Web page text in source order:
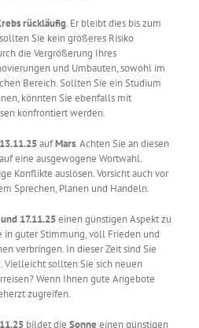
rückläufig. Er bleibt dies bis zum
Sie kein größeres Risiko
die Vergrößerung Ihres
und Umbauten, sowohl im
Bereich. Sollten Sie ein Studium
könnten Sie ebenfalls mit
konfrontiert werden.
aufMars. Achten Sie an diesen
eine ausgewogene Wortwahl.
Konflikte auslösen. Vorsicht auch vor
Sprechen, Planen und Handeln.
17.11.25einen günstigen Aspekt zu
in guter Stimmung, voll Frieden und
verbringen. In dieser Zeit sind Sie
Vielleicht sollten Sie sich neuen
Wenn Ihnen gute Angebote
zugreifen.
bildet die Sonne einen günstigen